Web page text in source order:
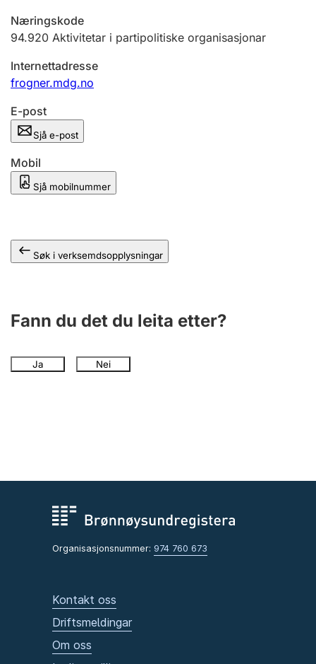
Næringskode
94.920 Aktivitetar i partipolitiske organisasjonar
Internettadresse
frogner.mdg.no
E-post
Sjå e-post
Mobil
Sjå mobilnummer
Søk i verksemdsopplysningar
Fann du det du leita etter?
Ja Nei
Organisasjonsnummer: 974 760 673
Kontakt oss
Driftsmeldingar
Om oss